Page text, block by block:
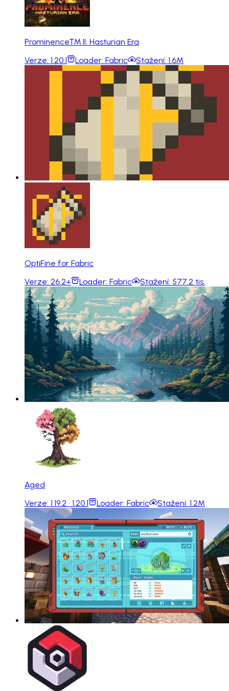
Prominence™ II: Hasturian Era
Verze: 1.20.1 Loader: Fabric Stažení: 1.6M
OptiFine for Fabric
Verze: 26.2+ Loader: Fabric Stažení: 577.2 tis.
Aged
Verze: 1.19.2 · 1.20.1 Loader: Fabric Stažení: 1.2M